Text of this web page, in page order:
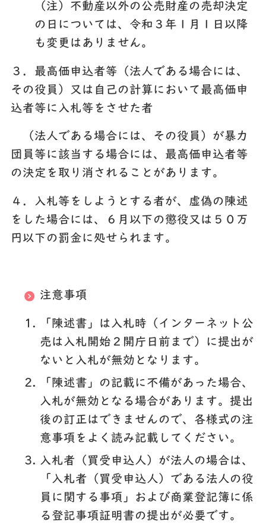
（注）不動産以外の公売財産の売却決定
の日については、令和３年１月１日以降
も変更はありません。
３．最高価申込者等（法人である場合には、
その役員）又は自己の計算において最高価申
込者等に入札等をさせた者
（法人である場合には、その役員）が暴力
団員等に該当する場合には、最高価申込者等
の決定を取り消されることがあります。
４．入札等をしようとする者が、虚偽の陳述
をした場合には、６月以下の懲役又は５０万
円以下の罰金に処せられます。
注意事項
「陳述書」は入札時（インターネット公
売は入札開始２開庁日前まで）に提出が
ないと入札が無効となります。
「陳述書」の記載に不備があった場合、
入札が無効となる場合があります。提出
後の訂正はできませんので、各様式の注
意事項をよく読み記載してください。
入札者（買受申込人）が法人の場合は、
「入札者（買受申込人）である法人の役
員に関する事項」および商業登記簿に係
る登記事項証明書の提出が必要です。